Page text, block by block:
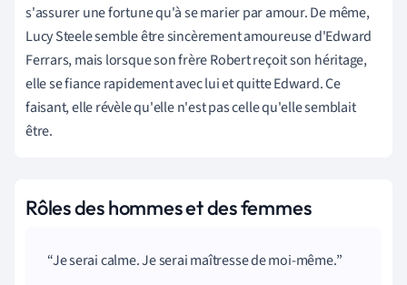
s'assurer une fortune qu'à se marier par amour. De même,
Lucy Steele semble être sincèrement amoureuse d'Edward
Ferrars, mais lorsque son frère Robert reçoit son héritage,
elle se fiance rapidement avec lui et quitte Edward. Ce
faisant, elle révèle qu'elle n'est pas celle qu'elle semblait
être.
Rôles des hommes et des femmes
Je serai calme. Je serai maîtresse de moi-même.